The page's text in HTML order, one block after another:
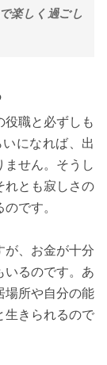
楽しく過ごし
職と必ずしも
になれば、出
せん。そうし
れとも寂しさの
です。
が、お金が十分
いるのです。あ
場所や自分の能
生きられるので